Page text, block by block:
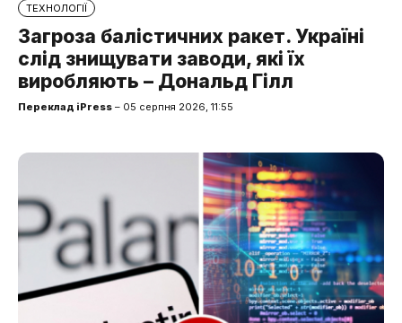
ТЕХНОЛОГІЇ
Загроза балістичних ракет. Україні
слід знищувати заводи, які їх
виробляють – Дональд Гілл
Переклад iPress – 05 серпня 2026, 11:55